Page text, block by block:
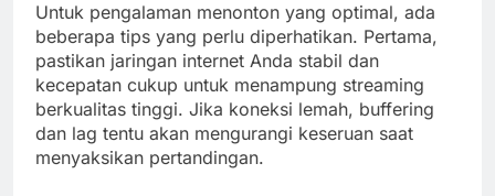
Untuk pengalaman menonton yang optimal, ada
beberapa tips yang perlu diperhatikan. Pertama,
pastikan jaringan internet Anda stabil dan
kecepatan cukup untuk menampung streaming
berkualitas tinggi. Jika koneksi lemah, buffering
dan lag tentu akan mengurangi keseruan saat
menyaksikan pertandingan.